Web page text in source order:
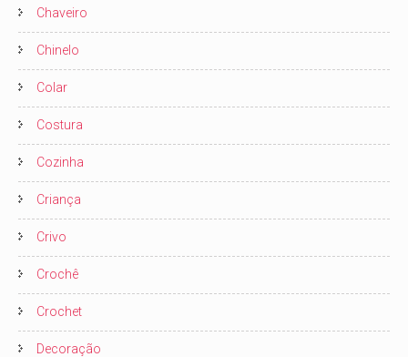
Chaveiro
Chinelo
Colar
Costura
Cozinha
Criança
Crivo
Crochê
Crochet
Decoração